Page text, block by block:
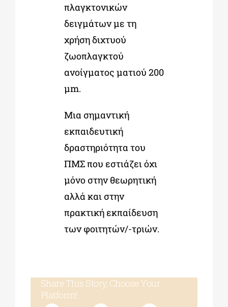
πλαγκτονικών
δειγμάτων με τη
χρήση διχτυού
ζωοπλαγκτού
ανοίγματος ματιού 200
μm.
Μια σημαντική
εκπαιδευτική
δραστηριότητα του
ΠΜΣ που εστιάζει όχι
μόνο στην θεωρητική
αλλά και στην
πρακτική εκπαίδευση
των φοιτητών/-τριών.
Share This Story, Choose Your
Platform!